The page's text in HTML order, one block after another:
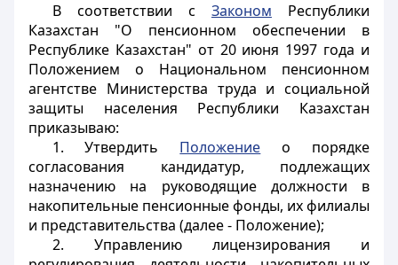
В соответствии с Законом Республики
Казахстан "О пенсионном обеспечении в
Республике Казахстан" от 20 июня 1997 года и
Положением о Национальном пенсионном
агентстве Министерства труда и социальной
защиты населения Республики Казахстан
приказываю:
1. Утвердить Положение о порядке
согласования кандидатур, подлежащих
назначению на руководящие должности в
накопительные пенсионные фонды, их филиалы
и представительства (далее - Положение);
2. Управлению лицензирования и